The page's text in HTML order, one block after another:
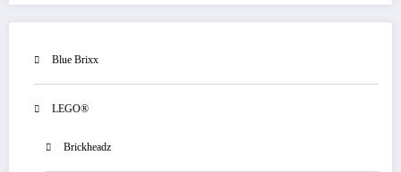
Blue Brixx
LEGO®
Brickheadz